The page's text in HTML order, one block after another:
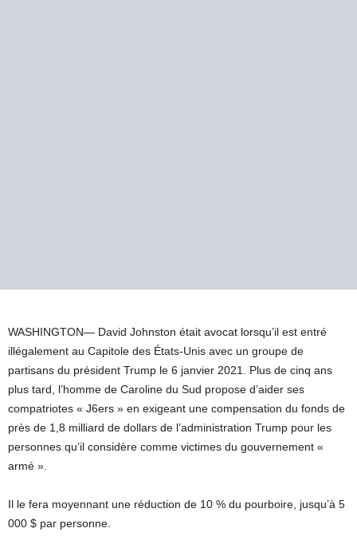
WASHINGTON— David Johnston était avocat lorsqu’il est entré
illégalement au Capitole des États-Unis avec un groupe de
partisans du président Trump le 6 janvier 2021. Plus de cinq ans
plus tard, l’homme de Caroline du Sud propose d’aider ses
compatriotes « J6ers » en exigeant une compensation du fonds de
près de 1,8 milliard de dollars de l’administration Trump pour les
personnes qu’il considère comme victimes du gouvernement «
armé ».
Il le fera moyennant une réduction de 10 % du pourboire, jusqu’à 5
000 $ par personne.